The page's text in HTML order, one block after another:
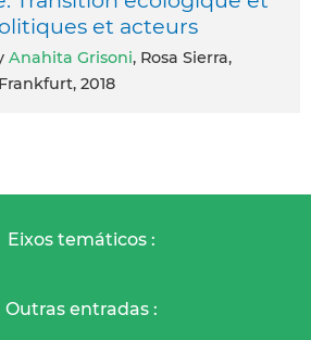
et acteurs
Anahita Grisoni, Rosa Sierra,
2018
Eixos temáticos :
Outras entradas :